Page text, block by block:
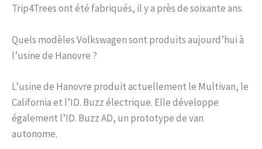
Trip4Trees ont été fabriqués, il y a près de soixante ans.
Quels modèles Volkswagen sont produits aujourd’hui à
l’usine de Hanovre ?
L’usine de Hanovre produit actuellement le Multivan, le
California et l’ID. Buzz électrique. Elle développe
également l’ID. Buzz AD, un prototype de van
autonome.